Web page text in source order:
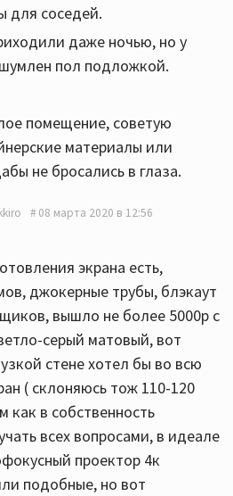
для соседей.
даже ночью, но у
пол подложкой.
помещение, советую
материалы или
не бросались в глаза.
08 марта 2020 в 12:56
экрана есть,
джокерные трубы, блэкаут
вышло не более 5000р с
серый матовый, вот
стене хотел бы во всю
( склоняюсь тож 110-120
в собственность
всех вопросами, в идеале
проектор 4к
подобные, но вот